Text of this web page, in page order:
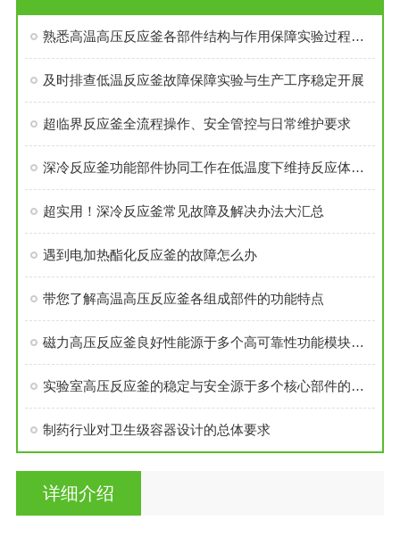
熟悉高温高压反应釜各部件结构与作用保障实验过程安全稳定
及时排查低温反应釜故障保障实验与生产工序稳定开展
超临界反应釜全流程操作、安全管控与日常维护要求
深冷反应釜功能部件协同工作在低温度下维持反应体系的稳定性
超实用！深冷反应釜常见故障及解决办法大汇总
遇到电加热酯化反应釜的故障怎么办
带您了解高温高压反应釜各组成部件的功能特点
磁力高压反应釜良好性能源于多个高可靠性功能模块的精密集成
实验室高压反应釜的稳定与安全源于多个核心部件的科学设计
制药行业对卫生级容器设计的总体要求
详细介绍